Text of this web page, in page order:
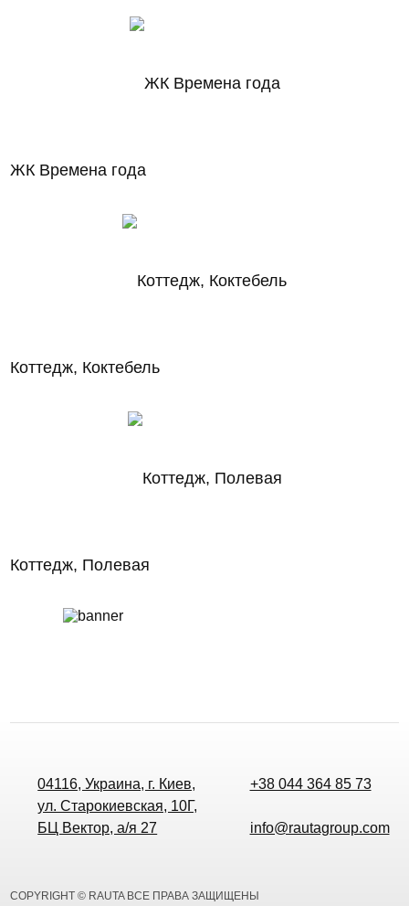
ЖК Времена года
Коттедж, Коктебель
Коттедж, Полевая
04116, Украина, г. Киев,
ул. Старокиевская, 10Г,
БЦ Вектор, а/я 27
+38 044 364 85 73
info@rautagroup.com
COPYRIGHT © RAUTA ВСЕ ПРАВА ЗАЩИЩЕНЫ